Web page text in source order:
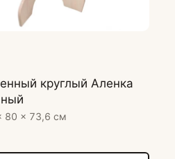
круглый Аленка
80 × 73,6 см